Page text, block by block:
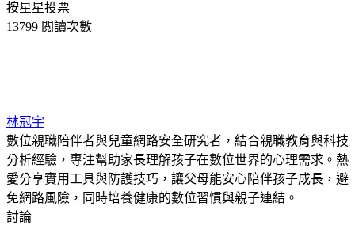
按星星投票
13799 閲讀次數
林冠宇
數位親職陪伴者與兒童網路安全研究者，結合親職教育與科技
分析經驗，專注幫助家長理解孩子在數位世界的心理需求。熱
愛分享實用工具與防護技巧，讓父母能安心陪伴孩子成長，避
免網路風險，同時培養健康的數位習慣與親子連結。
討論